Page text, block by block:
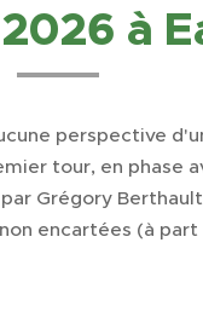
à
perspective
tour, en phase
Grégory
encartées (à part